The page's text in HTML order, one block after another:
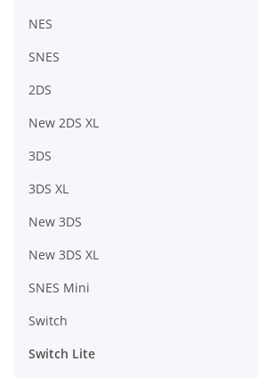
NES
SNES
2DS
New 2DS XL
3DS
3DS XL
New 3DS
New 3DS XL
SNES Mini
Switch
Switch Lite